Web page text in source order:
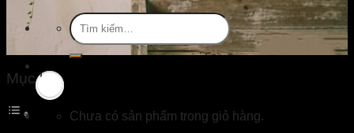
Tìm
kiếm:
Chưa có sản phẩm trong giỏ hàng.
Mục lục